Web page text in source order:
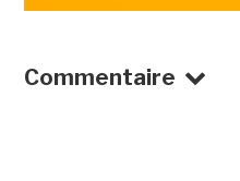
Commentaire